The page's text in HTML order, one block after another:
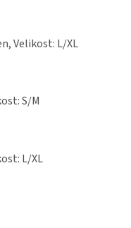
Velikost: L/XL
S/M
L/XL